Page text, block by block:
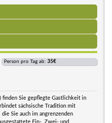
Person pro Tag ab: 35€
finden Sie gepflegte Gastlichkeit in
sächsische Tradition mit
Sie auch im angrenzenden
Ein-, Zwei- und